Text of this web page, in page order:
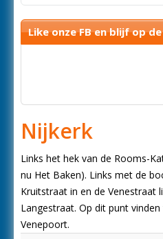
Like onze FB en blijf op
Nijkerk
Links het hek van de Rooms-
nu Het Baken). Links met de
Kruitstraat in en de Venestraat
Langestraat. Op dit punt
Venepoort.